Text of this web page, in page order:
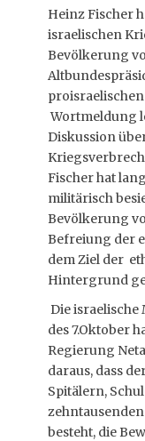
Heinz Fischer
israelischen
Bevölkerung
Wortmeldung
Diskussion
Fischer hat
militärisch
Bevölkerung
Befreiung der
dem Ziel der
Hintergrund
Die
des 7.Oktober
Regierung
daraus, dass
Spitälern,
besteht, die